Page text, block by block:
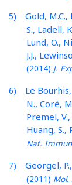
5) Gold, M.C.,
S., Ladell,
Lund, O.,
J.J.,
(2014) J.
6) Le Bourhis,
N., Coré,
Premel,
Huang, S.,
Nat.
7) Georgel, P.,
(2011) Mol.